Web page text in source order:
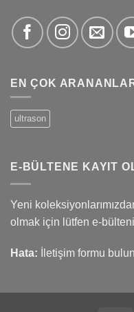
EN ÇOK
ultrason
E-BÜLTENE KAYIT
Yeni
olmak için lütfen e-
Hata: İletişim formu